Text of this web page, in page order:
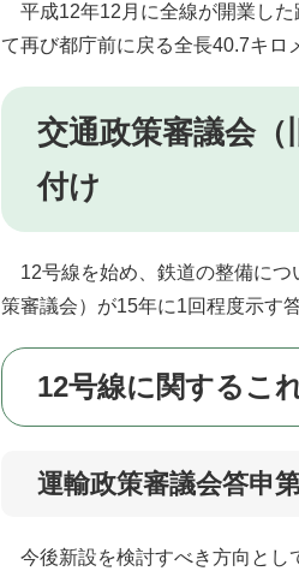
平成12年12月に全線が開業した
て再び都庁前に戻る全長40.7キロ
交通政策審議会
付け
12号線を始め、鉄道の整備につ
策審議会）が15年に1回程度示す
12号線に関するこ
運輸政策審議会答申
今後新設を検討すべき方向とし